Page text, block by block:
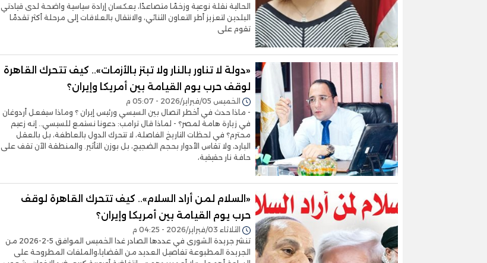
الحالية نقلة نوعية وزخمًا متصاعدًا، يعكسان إرادة سياسية واضحة لدى قيادتي
البلدين لتعزيز أطر التعاون الثنائي، والانتقال بالعلاقات إلى مرحلة أكثر تقدمًا
تقوم على
«دولة لا تناور بالنار ولا تبتز بالأزمات».. كيف تتحرك القاهرة
لوقف حرب يوم القيامة بين أمريكا وإيران؟
الخميس 05/فبراير/2026 - 05:07 م
- ماذا حدث في أخطر اتصال بين السيسي ورئيس إيران ؟ وماذا سيفعل أردوغان
في زيارة هامة لمصر؟ - لماذا قال ترامب: دعونا نستمع للسيسي.. إنه زعيم
محترم؟ في لحظات التاريخ الفاصلة، لا تتحرك الدول بالعاطفة، بل بالعقل
البارد، ولا تقاس الأدوار بحجم الضجيج، بل بوزن التأثير. والمنطقة الآن تقف على
حافة نار حقيقية،
«السلام لمن أراد السلام».. كيف تتحرك القاهرة لوقف
حرب يوم القيامة بين أمريكا وإيران؟
الثلاثاء 03/فبراير/2026 - 04:25 م
تنشر جريدة الشورى في عددها الصادر غدا الخميس الموافق 5-2-2026 من
الجريدة المطبوعة تفاصيل العديد من القضايا،والملفات المطروحة على